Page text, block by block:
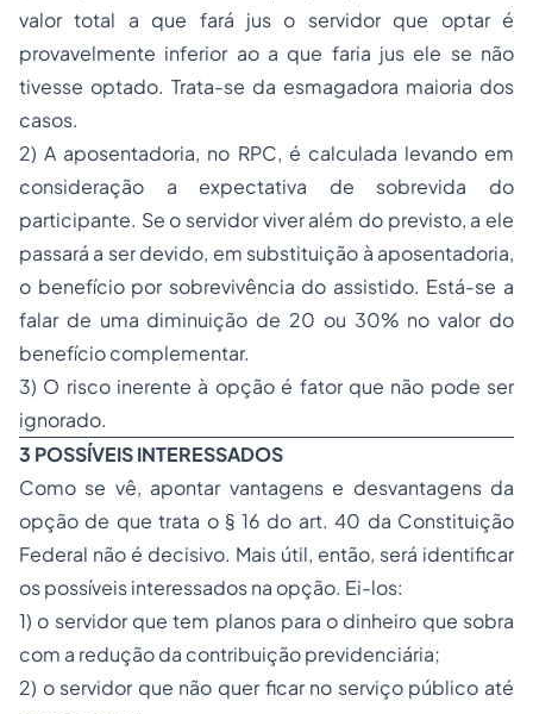
valor total a que fará jus o servidor que optar é
provavelmente inferior ao a que faria jus ele se não
tivesse optado. Trata-se da esmagadora maioria dos
casos.
2) A aposentadoria, no RPC, é calculada levando em
consideração a expectativa de sobrevida do
participante. Se o servidor viver além do previsto, a ele
passará a ser devido, em substituição à aposentadoria,
o benefício por sobrevivência do assistido. Está-se a
falar de uma diminuição de 20 ou 30% no valor do
benefício complementar.
3) O risco inerente à opção é fator que não pode ser
ignorado.
3 POSSÍVEIS INTERESSADOS
Como se vê, apontar vantagens e desvantagens da
opção de que trata o § 16 do art. 40 da Constituição
Federal não é decisivo. Mais útil, então, será identificar
os possíveis interessados na opção. Ei-los:
1) o servidor que tem planos para o dinheiro que sobra
com a redução da contribuição previdenciária;
2) o servidor que não quer ficar no serviço público até